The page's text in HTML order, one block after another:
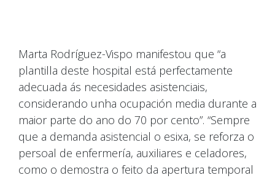
Marta Rodríguez-Vispo manifestou que “a
plantilla deste hospital está perfectamente
adecuada ás necesidades asistenciais,
considerando unha ocupación media durante a
maior parte do ano do 70 por cento”. “Sempre
que a demanda asistencial o esixa, se reforza o
persoal de enfermería, auxiliares e celadores,
como o demostra o feito da apertura temporal